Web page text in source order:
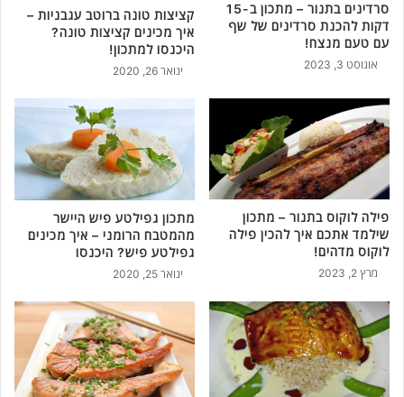
סרדינים בתנור – מתכון ב-15
דקות להכנת סרדינים של שף
עם טעם מנצח!
אוגוסט 3, 2023
קציצות טונה ברוטב עגבניות –
איך מכינים קציצות טונה?
היכנסו למתכון!
ינואר 26, 2020
פילה לוקוס בתנור – מתכון
שילמד אתכם איך להכין פילה
לוקוס מדהים!
מרץ 2, 2023
מתכון גפילטע פיש היישר
מהמטבח הרומני – איך מכינים
גפילטע פיש? היכנסו
ינואר 25, 2020